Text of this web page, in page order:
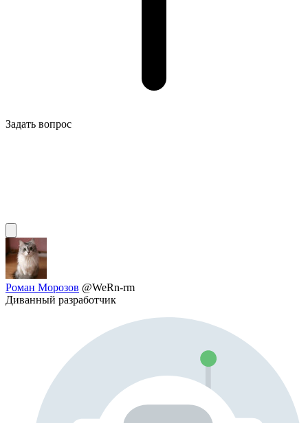
Задать вопрос
Роман Морозов @WeRn-rm
Диванный разработчик